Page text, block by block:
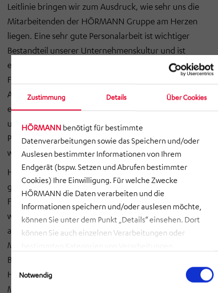
Zustimmung Details Über Cookies
HÖRMANN benötigt für bestimmte
Datenverarbeitungen sowie das Speichern und/oder
Auslesen bestimmter Informationen von Ihrem
Endgerät (bspw. Setzen und Abrufen bestimmter
Cookies) Ihre Einwilligung. Für welche Zwecke
HÖRMANN die Daten verarbeiten und die
Informationen speichern und/oder auslesen möchte,
können Sie unter dem Punkt „Details“ einsehen. Dort
können Sie auch einzelnen Verarbeitungen oder
Sie ein, dass HÖRMANN alle der erläuterten
Informationen speichern sowie auslesen und damit
Einwilligungsauswahl
Notwendig
Leitlinie bringen wir zum Ausdruck, wie sehr uns die
Mitarbeitenden der HÖRMANN Gruppe am Herzen
liegen. Eine sehr gute Personalarbeit ist wichtiger
Bestandteil unserer Unternehmenskultur und ist
elementarer Teil der Führungsaufgabe jeder
Führungskraft. Dabei haben unsere Werte wie
Augenhöhe, Respekt und Wertschätzung eine
essenzielle Bedeutung. Die vielen Veränderungen in
unserem Umfeld erfordern es, auch die
Personalstrategie der HÖRMANN Gruppe
weiterzuentwickeln.
Hierbei nehmen die Aus- und Weiterbildung, die
gezielte Führungskräfteentwicklung und die
Förderung von Nachwuchstalenten eine besonders
wichtige Rolle für die Nachfolgeplanung ein. Aber
auch der Wissenstransfer von älteren auf jüngere
Mitarbeitende bekommt eine immer höhere
Bedeutung für den Know-how-Erhalt in der
HÖRMANN Gruppe angesichts der großen Anzahl an
Mitarbeitenden, die in den nächsten Jahren in den